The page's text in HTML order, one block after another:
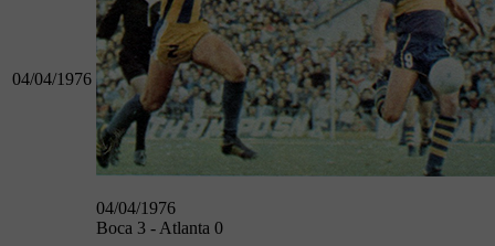
04/04/1976
04/04/1976
Boca 3 - Atlanta 0